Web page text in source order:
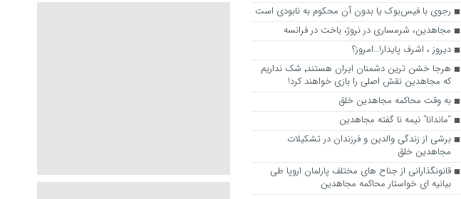
رجوی با فیس‌بوک یا بدون آن محکوم به نابودی است
مجاهدین، شرم‎ساری در نروژ، باخت در فرانسه
ديروز ، اشرف پايدار!…امروز؟
هرجا خشن ترین دشمنان ایران هستند٬ شک نداریم
که مجاهدین نقش اصلی را بازی خواهند کرد!
به وقت محاکمه مجاهدین خلق
“ماندانا” نیمه نا گفته مجاهدین
برشی از زندگی والدین و فرزندان در تشکیلات
مجاهدین خلق
قانونگذارانی از جناح های مختلف پارلمان اروپا طی
بیانیه ای خواستار محاکمه مجاهدین